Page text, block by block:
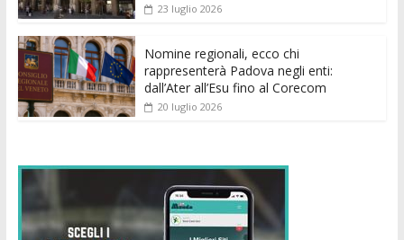
23 luglio 2026
Nomine regionali, ecco chi
rappresenterà Padova negli enti:
dall’Ater all’Esu fino al Corecom
20 luglio 2026